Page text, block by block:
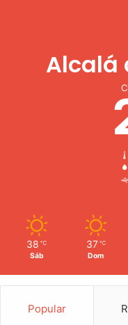
Alcalá
38 ℃
Sáb
37 ℃
Dom
Popular